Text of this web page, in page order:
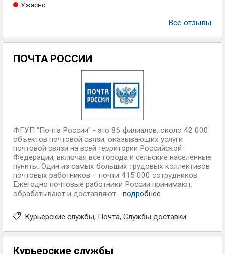
Ужасно
Все отзывы
ПОЧТА РОССИИ
ФГУП "Почта России" - это 86 филиалов, около 42 000
объектов почтовой связи, оказывающих услуги
почтовой связи на всей территории Российской
Федерации, включая все города и сельские населенные
пункты. Один из самых больших трудовых коллективов
почтовых работников – почти 415 000 сотрудников.
Ежегодно почтовые работники России принимают,
обрабатывают и доставляют... подробнее
Курьерские службы Почта Службы доставки
Курьерские службы